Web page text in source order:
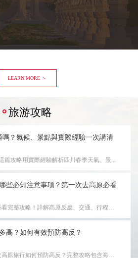
LEARN MORE ＞
旅游攻略
嗎？氣候、景點與實際經驗一次講清
篇攻略用實際經驗解析四川春季天氣、景...
些必知注意事項？第一次去高原必看
第一次去稻城亞丁旅遊必看完整攻略！詳解高原反應、交通、行程、...
高？如何有效預防高反？
稻城亞丁海拔多高？首次高原旅行如何預防高反？完整攻略包含海拔...